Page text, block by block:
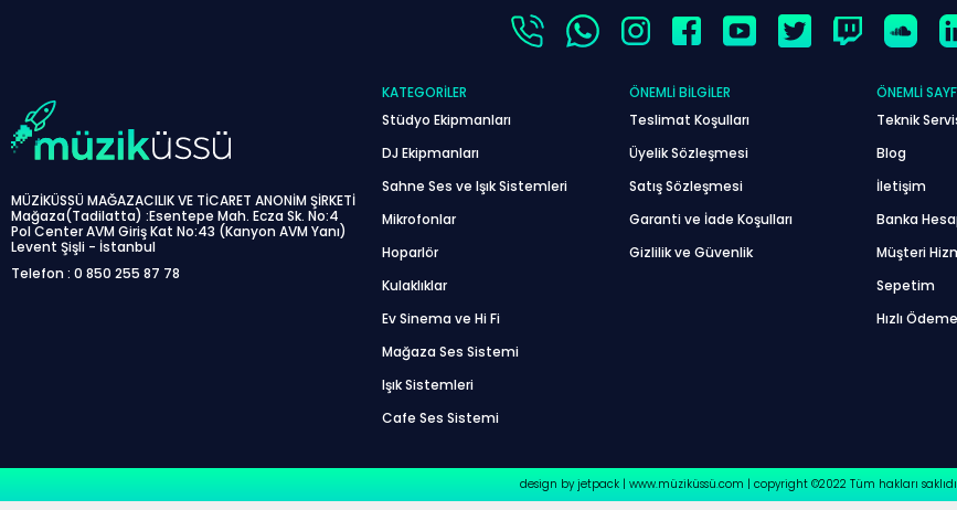
MÜZİKÜSSÜ MAĞAZACILIK VE TİCARET ANONİM ŞİRKETİ
Mağaza(Tadilatta) :Esentepe Mah. Ecza Sk. No:4
Pol Center AVM Giriş Kat No:43 (Kanyon AVM Yanı)
Levent Şişli - İstanbul
Telefon : 0 850 255 87 78
KATEGORILER
Stüdyo Ekipmanları
DJ Ekipmanları
Sahne Ses ve Işık Sistemleri
Mikrofonlar
Hoparlör
Kulaklıklar
Ev Sinema ve Hi Fi
Mağaza Ses Sistemi
Işık Sistemleri
Cafe Ses Sistemi
ÖNEMLI BILGILER
Teslimat Koşulları
Üyelik Sözleşmesi
Satış Sözleşmesi
Garanti ve İade Koşulları
Gizlilik ve Güvenlik
ÖNEMLI
Teknik
Blog
İletişim
Banka
Müşteri
Sepetim
Hızlı Ödeme
design by jetpack | www.müziküssü.com | copyright ©2022 Tüm hakları